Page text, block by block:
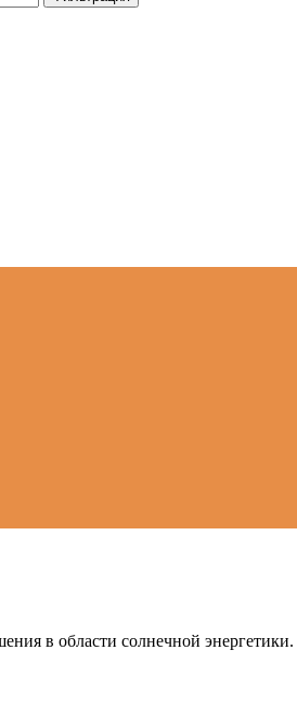
в области солнечной энергетики.